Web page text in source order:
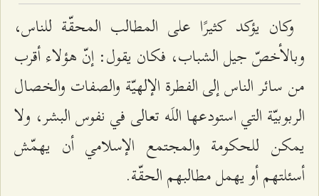
وكان يؤكد كثيرًا على المطالب المحقّة للناس،
وبالأخصّ جيل الشباب، فكان يقول: إنّ هؤلاء أقرب
من سائر الناس إلى الفطرة الإلهيّة والصفات والخصال
الربوبيّة التي استودعها اللَه تعالى في نفوس البشر، ولا
يمكن للحكومة والمجتمع الإسلامي أن يهمّش
أسئلتهم أو يهمل مطالبهم الحقّة.